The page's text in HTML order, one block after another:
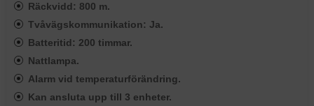
Räckvidd: 800 m.
Tvåvägskommunikation: Ja.
Batteritid: 200 timmar.
Nattlampa.
Alarm vid temperaturförändring.
Kan ansluta upp till 3 enheter.